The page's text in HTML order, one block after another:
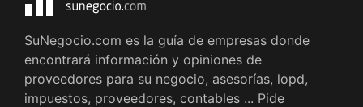
SuNegocio.com es la guía de empresas donde
encontrará información y opiniones de
proveedores para su negocio, asesorías, lopd,
impuestos, proveedores, contables ... Pide